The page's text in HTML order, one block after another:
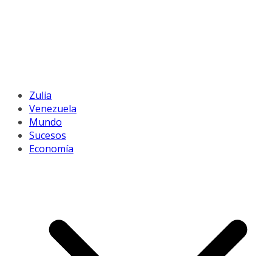
Zulia
Venezuela
Mundo
Sucesos
Economía